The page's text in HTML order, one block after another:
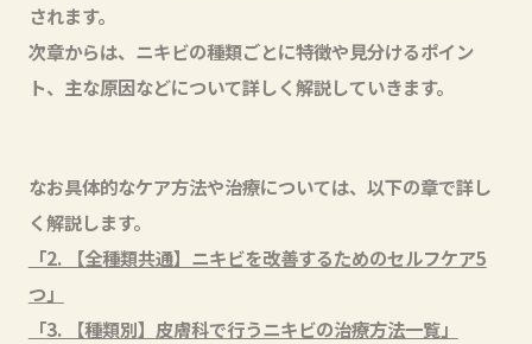
されます。
次章からは、ニキビの種類ごとに特徴や見分けるポイン
ト、主な原因などについて詳しく解説していきます。
なお具体的なケア方法や治療については、以下の章で詳し
く解説します。
「2. 【全種類共通】ニキビを改善するためのセルフケア5
つ」
「3. 【種類別】皮膚科で行うニキビの治療方法一覧」